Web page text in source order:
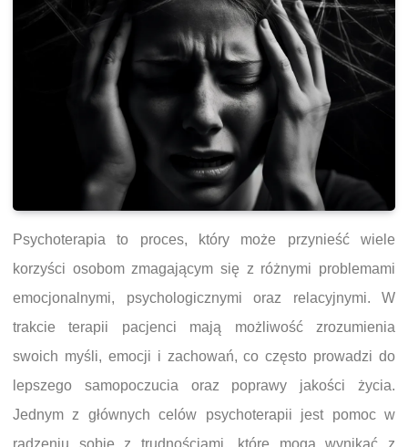
Psychoterapia to proces, który może przynieść wiele
korzyści osobom zmagającym się z różnymi problemami
emocjonalnymi, psychologicznymi oraz relacyjnymi. W
trakcie terapii pacjenci mają możliwość zrozumienia
swoich myśli, emocji i zachowań, co często prowadzi do
lepszego samopoczucia oraz poprawy jakości życia.
Jednym z głównych celów psychoterapii jest pomoc w
radzeniu sobie z trudnościami, które mogą wynikać z